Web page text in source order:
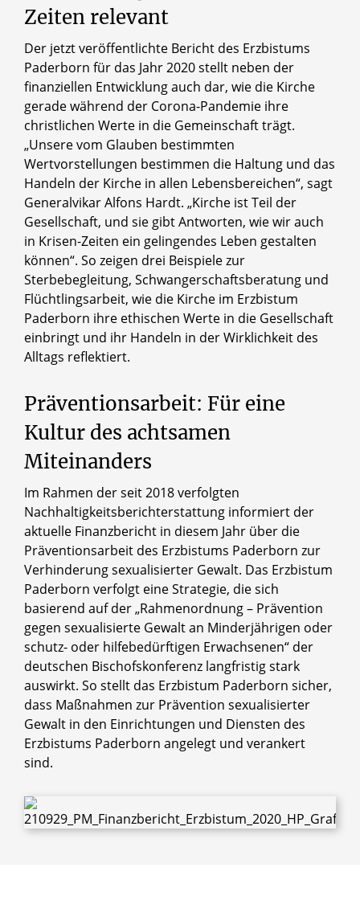
Zeiten relevant
Der jetzt veröffentlichte Bericht des Erzbistums
Paderborn für das Jahr 2020 stellt neben der
finanziellen Entwicklung auch dar, wie die Kirche
gerade während der Corona-Pandemie ihre
christlichen Werte in die Gemeinschaft trägt.
„Unsere vom Glauben bestimmten
Wertvorstellungen bestimmen die Haltung und das
Handeln der Kirche in allen Lebensbereichen“, sagt
Generalvikar Alfons Hardt. „Kirche ist Teil der
Gesellschaft, und sie gibt Antworten, wie wir auch
in Krisen-Zeiten ein gelingendes Leben gestalten
können“. So zeigen drei Beispiele zur
Sterbebegleitung, Schwangerschaftsberatung und
Flüchtlingsarbeit, wie die Kirche im Erzbistum
Paderborn ihre ethischen Werte in die Gesellschaft
einbringt und ihr Handeln in der Wirklichkeit des
Alltags reflektiert.
Präventionsarbeit: Für eine
Kultur des achtsamen
Miteinanders
Im Rahmen der seit 2018 verfolgten
Nachhaltigkeitsberichterstattung informiert der
aktuelle Finanzbericht in diesem Jahr über die
Präventionsarbeit des Erzbistums Paderborn zur
Verhinderung sexualisierter Gewalt. Das Erzbistum
Paderborn verfolgt eine Strategie, die sich
basierend auf der „Rahmenordnung – Prävention
gegen sexualisierte Gewalt an Minderjährigen oder
schutz- oder hilfebedürftigen Erwachsenen“ der
deutschen Bischofskonferenz langfristig stark
auswirkt. So stellt das Erzbistum Paderborn sicher,
dass Maßnahmen zur Prävention sexualisierter
Gewalt in den Einrichtungen und Diensten des
Erzbistums Paderborn angelegt und verankert
sind.